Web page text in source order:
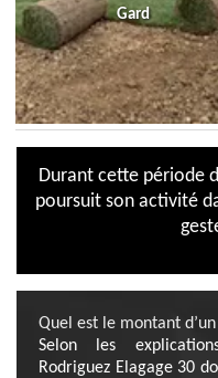
Gard
Durant cette période
poursuit son activité
Quel est le montant
Selon les
Rodriguez Elagage 30